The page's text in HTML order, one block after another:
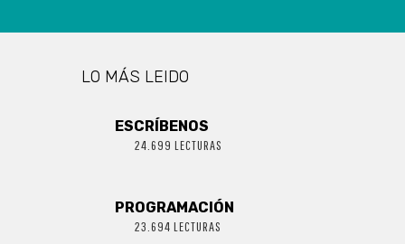
LO MÁS LEIDO
ESCRÍBENOS
24.699 LECTURAS
PROGRAMACIÓN
23.694 LECTURAS